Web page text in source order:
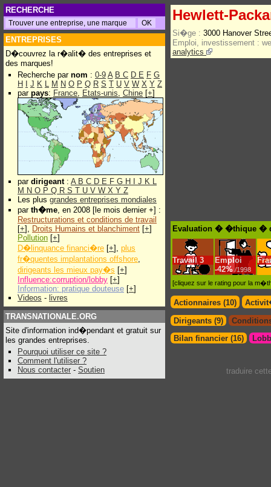
RECHERCHE
ENTREPRISES
D�couvrez la r�alit� des entreprises et
des marques!
Recherche par nom : 0-9 A B C D E F G
H
J K L M N O P Q R S T U V W X Y Z
par pays: France, Etats-unis, Chine [+]
par dirigeant: A B C D E F G H J K L
M N O P Q R S T U V W X Y Z
Les plus grandes entreprises mondiales
par th�me, en 2008 [le mois dernier +] :
Restructurations et conditions de travail
[+], Droits Humains et blanchiment [+]
Pollution [+]
D�linquance financi�re [+], plus
fr�quentes implantations offshore,
dirigeants les mieux pay�s [+]
Influence:corruption/lobby [+]
Information: pratique douteuse [+]
Videos - livres
TRANSNATIONALE.ORG
Site d'information ind�pendant et gratuit sur
les grandes entreprises.
Pourquoi utiliser ce site ?
Comment l'utiliser ?
Nous contacter - Soutien
Hewlett-
Si�ge : 3000 Hanover
Emploi, investissement :
analytics
Evaluation � �thique �
Travail 3
Emploi
-42% /1998
[cliquez sur le rating pour la
Actionnaires (10)
Dirigeants (9)
Bilan financier (16)
traduire